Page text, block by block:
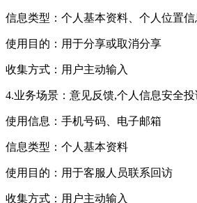
信息类型：个人基本资料、个人位置
使用目的：用于分享或取消分享
收集方式：用户主动输入
4.业务场景：意见反馈,个人信息安全
使用信息：手机号码、电子邮箱
信息类型：个人基本资料
使用目的：用于客服人员联系回访
收集方式：用户主动输入